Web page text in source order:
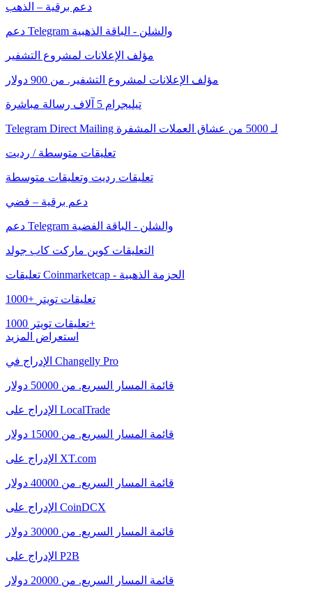
دعم برقية – الذهب
دعم Telegram والشلن - الباقة الذهبية
مؤلف الإعلانات لمشروع التشفير
مؤلف الإعلانات لمشروع التشفير. من 900 دولار
تيليجرام 5 آلاف رسالة مباشرة
Telegram Direct Mailing لـ 5000 من عشاق العملات المشفرة
تعليقات متوسطة / رديت
تعليقات رديت وتعليقات متوسطة
دعم برقية – فضي
دعم Telegram والشلن - الباقة الفضية
التعليقات كوين ماركت كاب جولد
تعليقات Coinmarketcap - الحزمة الذهبية
1000+ تعليقات تويتر
تعليقات تويتر 1000+
استعراض المزيد
الإدراج في Changelly Pro
قائمة المسار السريع. من 50000 دولار
الإدراج على LocalTrade
قائمة المسار السريع. من 15000 دولار
الإدراج على XT.com
قائمة المسار السريع. من 40000 دولار
الإدراج على CoinDCX
قائمة المسار السريع. من 30000 دولار
الإدراج على P2B
قائمة المسار السريع. من 20000 دولار